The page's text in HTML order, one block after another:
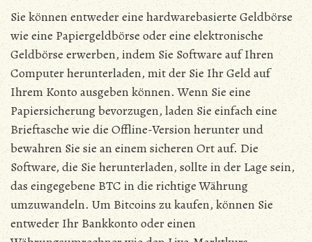
Sie können entweder eine hardwarebasierte Geldbörse
wie eine Papiergeldbörse oder eine elektronische
Geldbörse erwerben, indem Sie Software auf Ihren
Computer herunterladen, mit der Sie Ihr Geld auf
Ihrem Konto ausgeben können. Wenn Sie eine
Papiersicherung bevorzugen, laden Sie einfach eine
Brieftasche wie die Offline-Version herunter und
bewahren Sie sie an einem sicheren Ort auf. Die
Software, die Sie herunterladen, sollte in der Lage sein,
das eingegebene BTC in die richtige Währung
umzuwandeln. Um Bitcoins zu kaufen, können Sie
entweder Ihr Bankkonto oder einen